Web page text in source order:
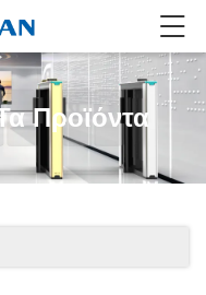
Προϊόντα